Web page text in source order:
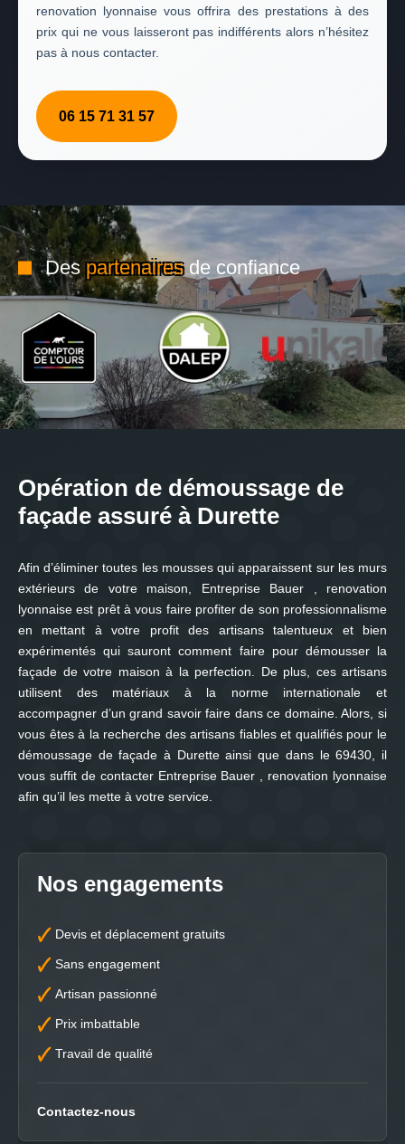
renovation lyonnaise vous offrira des prestations à des
prix qui ne vous laisseront pas indifférents alors n’hésitez
pas à nous contacter.
06 15 71 31 57
Despartenairesde confiance
Opération de démoussage de
façade assuré à Durette
Afin d’éliminer toutes les mousses qui apparaissent sur les murs
extérieurs de votre maison, Entreprise Bauer , renovation
lyonnaise est prêt à vous faire profiter de son professionnalisme
en mettant à votre profit des artisans talentueux et bien
expérimentés qui sauront comment faire pour démousser la
façade de votre maison à la perfection. De plus, ces artisans
utilisent des matériaux à la norme internationale et
accompagner d’un grand savoir faire dans ce domaine. Alors, si
vous êtes à la recherche des artisans fiables et qualifiés pour le
démoussage de façade à Durette ainsi que dans le 69430, il
vous suffit de contacter Entreprise Bauer , renovation lyonnaise
afin qu’il les mette à votre service.
Nos engagements
Devis et déplacement gratuits
Sans engagement
Artisan passionné
Prix imbattable
Travail de qualité
Contactez-nous